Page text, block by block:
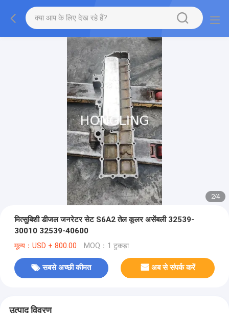
2/4
मित्सुबिशी डीजल जनरेटर सेट S6A2 तेल कूलर असेंबली 32539-
30010 32539-40600
मूल्य：USD + 800.00 MOQ：1 टुकड़ा
सबसे अच्छी कीमत अब से संपर्क करें
उत्पाद विवरण